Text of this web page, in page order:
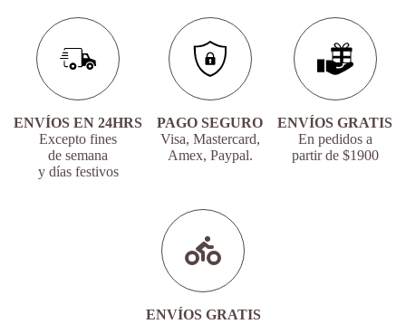
ENVÍOS EN 24HRS
Excepto fines
de semana
y días festivos
PAGO SEGURO
Visa, Mastercard,
Amex, Paypal.
ENVÍOS GRATIS
En pedidos a
partir de $1900
ENVÍOS GRATIS